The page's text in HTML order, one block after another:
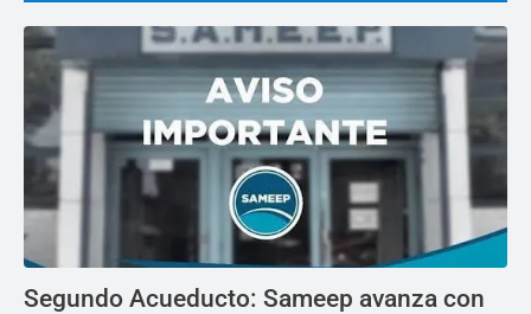
Segundo Acueducto: Sameep avanza con